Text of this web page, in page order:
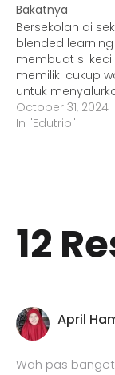
Bakatnya
Bersekolah di
blended learning
membuat si kecil
memiliki cukup
untuk
hobinya. Ketika
pergi ke sekolah,
tangan saat
rumah. Mulai
October 31, 2024
In "Edutrip"
12
April
Wah pas